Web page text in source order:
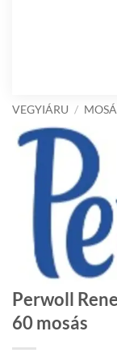
VEGYIÁRU /
Perwoll
60 mosás